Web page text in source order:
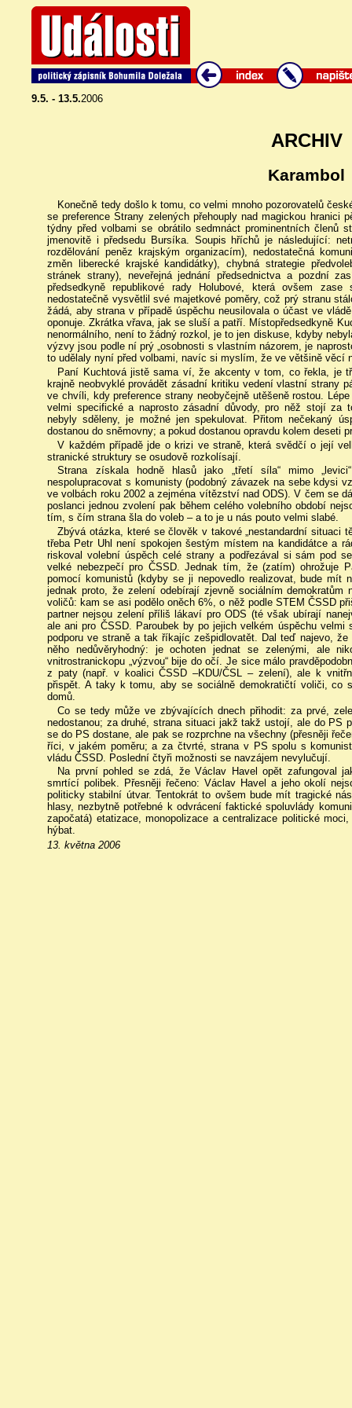
9.5. - 13.5.2006
ARCHIV
Karambol
Konečně tedy došlo k tomu, co velmi mnoho pozorovatelů
se preference Strany zelených přehouply nad magickou hranici
týdny před volbami se obrátilo sedmnáct prominentních
jmenovitě i předsedu Bursíka. Soupis hříchů je následující:
rozdělování peněz krajským organizacím), nedostatečná
změn liberecké krajské kandidátky), chybná strategie
stránek strany), neveřejná jednání předsednictva a pozdní
předsedkyně republikové rady Holubové, která ovšem
nedostatečně vysvětlil své majetkové poměry, což prý stranu
žádá, aby strana v případě úspěchu neusilovala o účast ve
oponuje. Zkrátka vřava, jak se sluší a patří. Místopředsedkyně
nenormálního, není to žádný rozkol, je to jen diskuse, kdyby
výzvy jsou podle ní prý „osobnosti s vlastním názorem, je
to udělaly nyní před volbami, navíc si myslím, že ve většině věcí
Paní Kuchtová jistě sama ví, že akcenty v tom, co řekla, je
krajně neobvyklé provádět zásadní kritiku vedení vlastní strany
ve chvíli, kdy preference strany neobyčejně utěšeně rostou.
velmi specifické a naprosto zásadní důvody, pro něž stojí za
nebyly sděleny, je možné jen spekulovat. Přitom nečekaný
dostanou do sněmovny; a pokud dostanou opravdu kolem deseti
V každém případě jde o krizi ve straně, která svědčí o její
stranické struktury se osudově rozkolísají.
Strana získala hodně hlasů jako „třetí síla“ mimo
nespolupracovat s komunisty (podobný závazek na sebe kdysi
ve volbách roku 2002 a zejména vítězství nad ODS). V čem se
poslanci jednou zvolení pak během celého volebního období
tím, s čím strana šla do voleb – a to je u nás pouto velmi slabé.
Zbývá otázka, které se člověk v takové „nestandardní situaci
třeba Petr Uhl není spokojen šestým místem na kandidátce a
riskoval volební úspěch celé strany a podřezával si sám pod
velké nebezpečí pro ČSSD. Jednak tím, že (zatím) ohrožuje
pomocí komunistů (kdyby se ji nepovedlo realizovat, bude mít
jednak proto, že zelení odebírají zjevně sociálním demokratům
voličů: kam se asi podělo oněch 6%, o něž podle STEM ČSSD
partner nejsou zelení příliš lákaví pro ODS (té však ubírají
ale ani pro ČSSD. Paroubek by po jejich velkém úspěchu
podporu ve straně a tak říkajíc zešpidlovatět. Dal teď najevo,
něho nedůvěryhodný: je ochoten jednat se zelenými, ale
vnitrostranickopu „výzvou“ bije do očí. Je sice málo
z paty (např. v koalici ČSSD –KDU/ČSL – zelení), ale k
přispět. A taky k tomu, aby se sociálně demokratičtí voliči, co
domů.
Co se tedy může ve zbývajících dnech přihodit: za prvé,
nedostanou; za druhé, strana situaci jakž takž ustojí, ale do PS
se do PS dostane, ale pak se rozprchne na všechny (přesněji
říci, v jakém poměru; a za čtvrté, strana v PS spolu s
vládu ČSSD. Poslední čtyři možnosti se navzájem nevylučují.
Na první pohled se zdá, že Václav Havel opět zafungoval
smrtící polibek. Přesněji řečeno: Václav Havel a jeho okolí
politicky stabilní útvar. Tentokrát to ovšem bude mít tragické
hlasy, nezbytně potřebné k odvrácení faktické spoluvlády
započatá) etatizace, monopolizace a centralizace politické
hýbat.
13. května 2006